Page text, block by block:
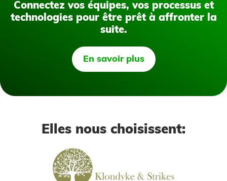
Connectez vos équipes, vos processus et
technologies pour être prêt à affronter la
suite.
En savoir plus
Elles nous choisissent: